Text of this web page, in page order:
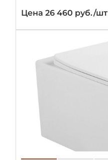
Цена 26 460 руб./шт